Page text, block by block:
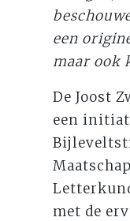
een
maar ook
De Joost
een
met de